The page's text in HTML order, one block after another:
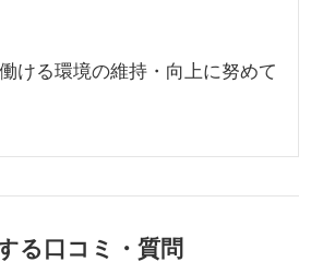
ける環境の維持・向上に努めて
る口コミ・質問